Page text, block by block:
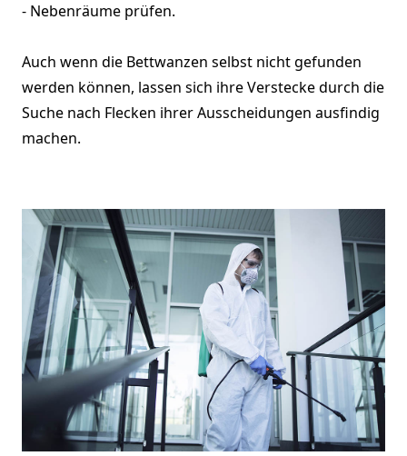
- Nebenräume prüfen.
Auch wenn die Bettwanzen selbst nicht gefunden
werden können, lassen sich ihre Verstecke durch die
Suche nach Flecken ihrer Ausscheidungen ausfindig
machen.